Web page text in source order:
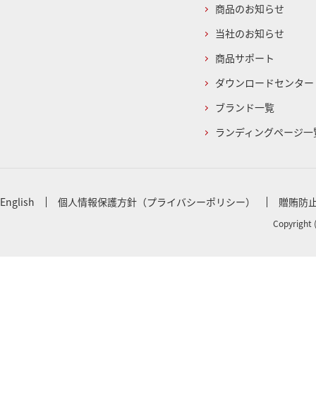
商品のお知らせ
当社のお知らせ
商品サポート
ダウンロードセンター
ブランド一覧
ランディングページ一
English 個人情報保護方針（プライバシーポリシー） 贈賄防
Copyright